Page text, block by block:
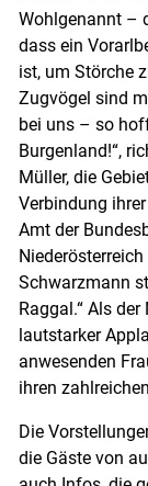
Wohlgenannt –
dass ein
ist, um Störche
Zugvögel sind
bei uns – so
Burgenland!“,
Müller, die
Verbindung
Amt der
Schwarzmann
Raggal.“ Als
lautstarker
anwesenden
ihren
Die
die Gäste von